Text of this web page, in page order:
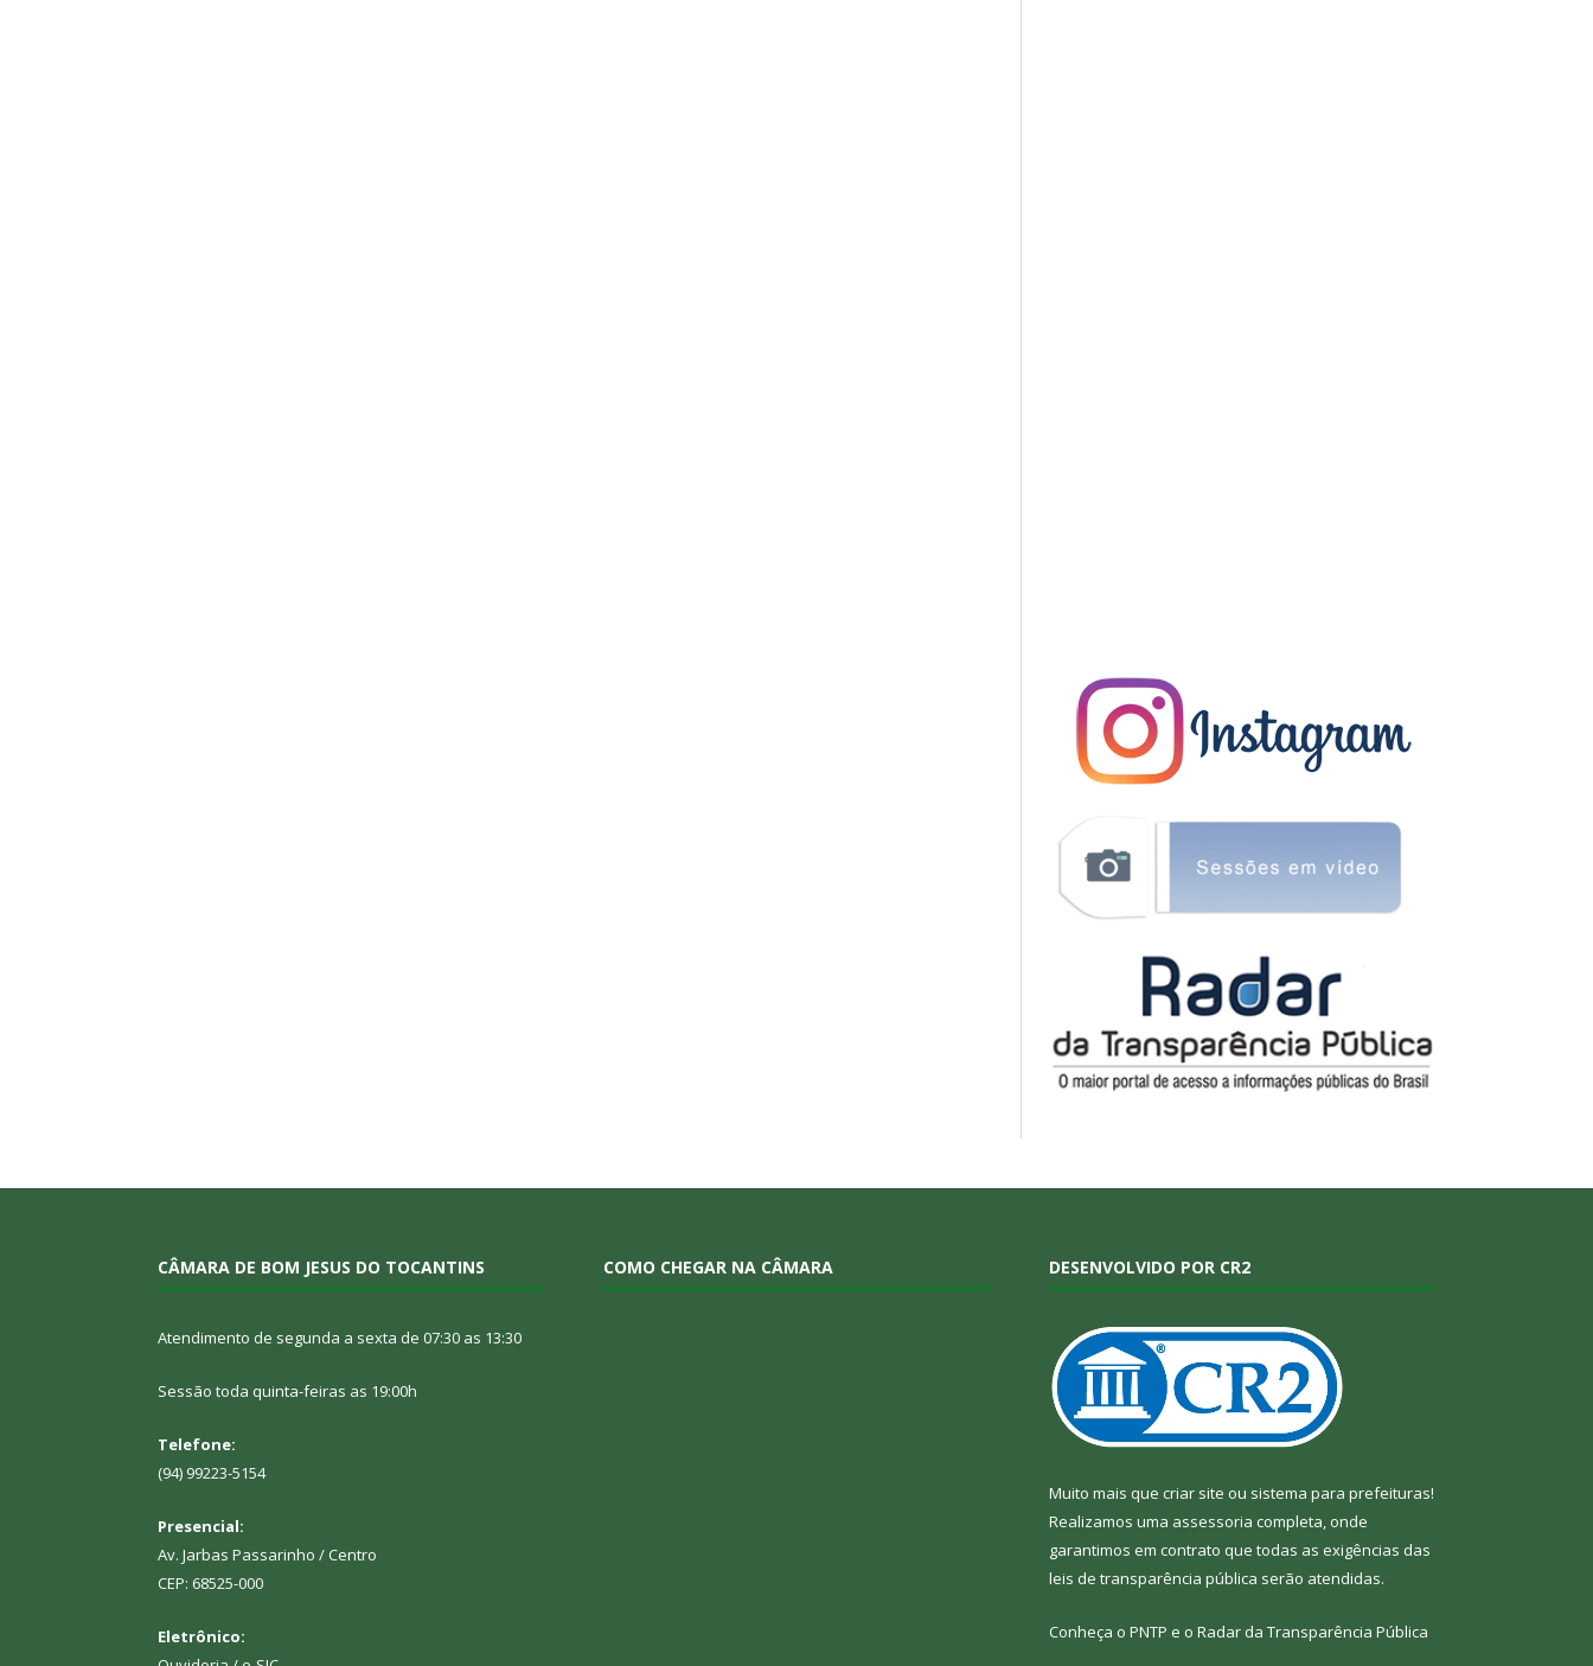
CÂMARA DE BOM JESUS DO TOCANTINS
Atendimento de segunda a sexta de 07:30 as 13:30
Sessão toda quinta-feiras as 19:00h
Telefone:
(94) 99223-5154
Presencial:
Av. Jarbas Passarinho / Centro
CEP: 68525-000
Eletrônico:
COMO CHEGAR NA CÂMARA DESENVOLVIDO POR CR2
Muito mais que criar site ou sistema para prefeituras!
Realizamos uma assessoria completa, onde
garantimos em contrato que todas as exigências das
leis de transparência pública serão atendidas.
Conheça o PNTP e o Radar da Transparência Pública